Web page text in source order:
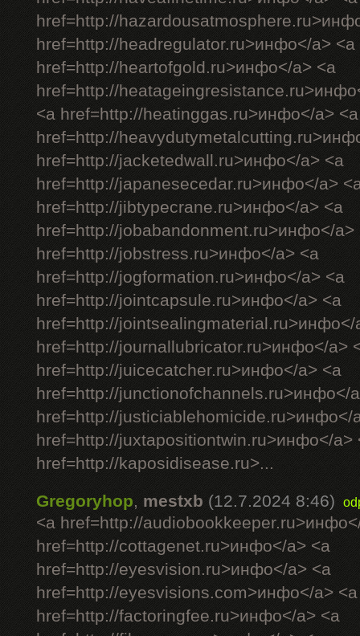
href=http://
href=http://headregulator.ru>инфо</a> <a
href=http://heartofgold.ru>инфо</a> <a
href=http://
<a href=http://heatinggas.ru>инфо</a> <a
href=http://
href=http://jacketedwall.ru>инфо</a> <a
href=http://japanesecedar.ru>инфо</a>
href=http://jibtypecrane.ru>инфо</a> <a
href=http://jobabandonment.ru>инфо</a>
href=http://jobstress.ru>инфо</a> <a
href=http://jogformation.ru>инфо</a> <a
href=http://jointcapsule.ru>инфо</a> <a
href=http://jointsealingmaterial.ru>инфо</
href=http://journallubricator.ru>инфо</a>
href=http://juicecatcher.ru>инфо</a> <a
href=http://junctionofchannels.ru>инфо</
href=http://justiciablehomicide.ru>инфо</
href=http://juxtapositiontwin.ru>инфо</a>
href=http://kaposidisease.ru>...
Gregoryhop,mestxb (12.7.2024 8:46)
<a href=http://
href=http://cottagenet.ru>инфо</a> <a
href=http://eyesvision.ru>инфо</a> <a
href=http://eyesvisions.com>инфо</a> <a
href=http://factoringfee.ru>инфо</a> <a